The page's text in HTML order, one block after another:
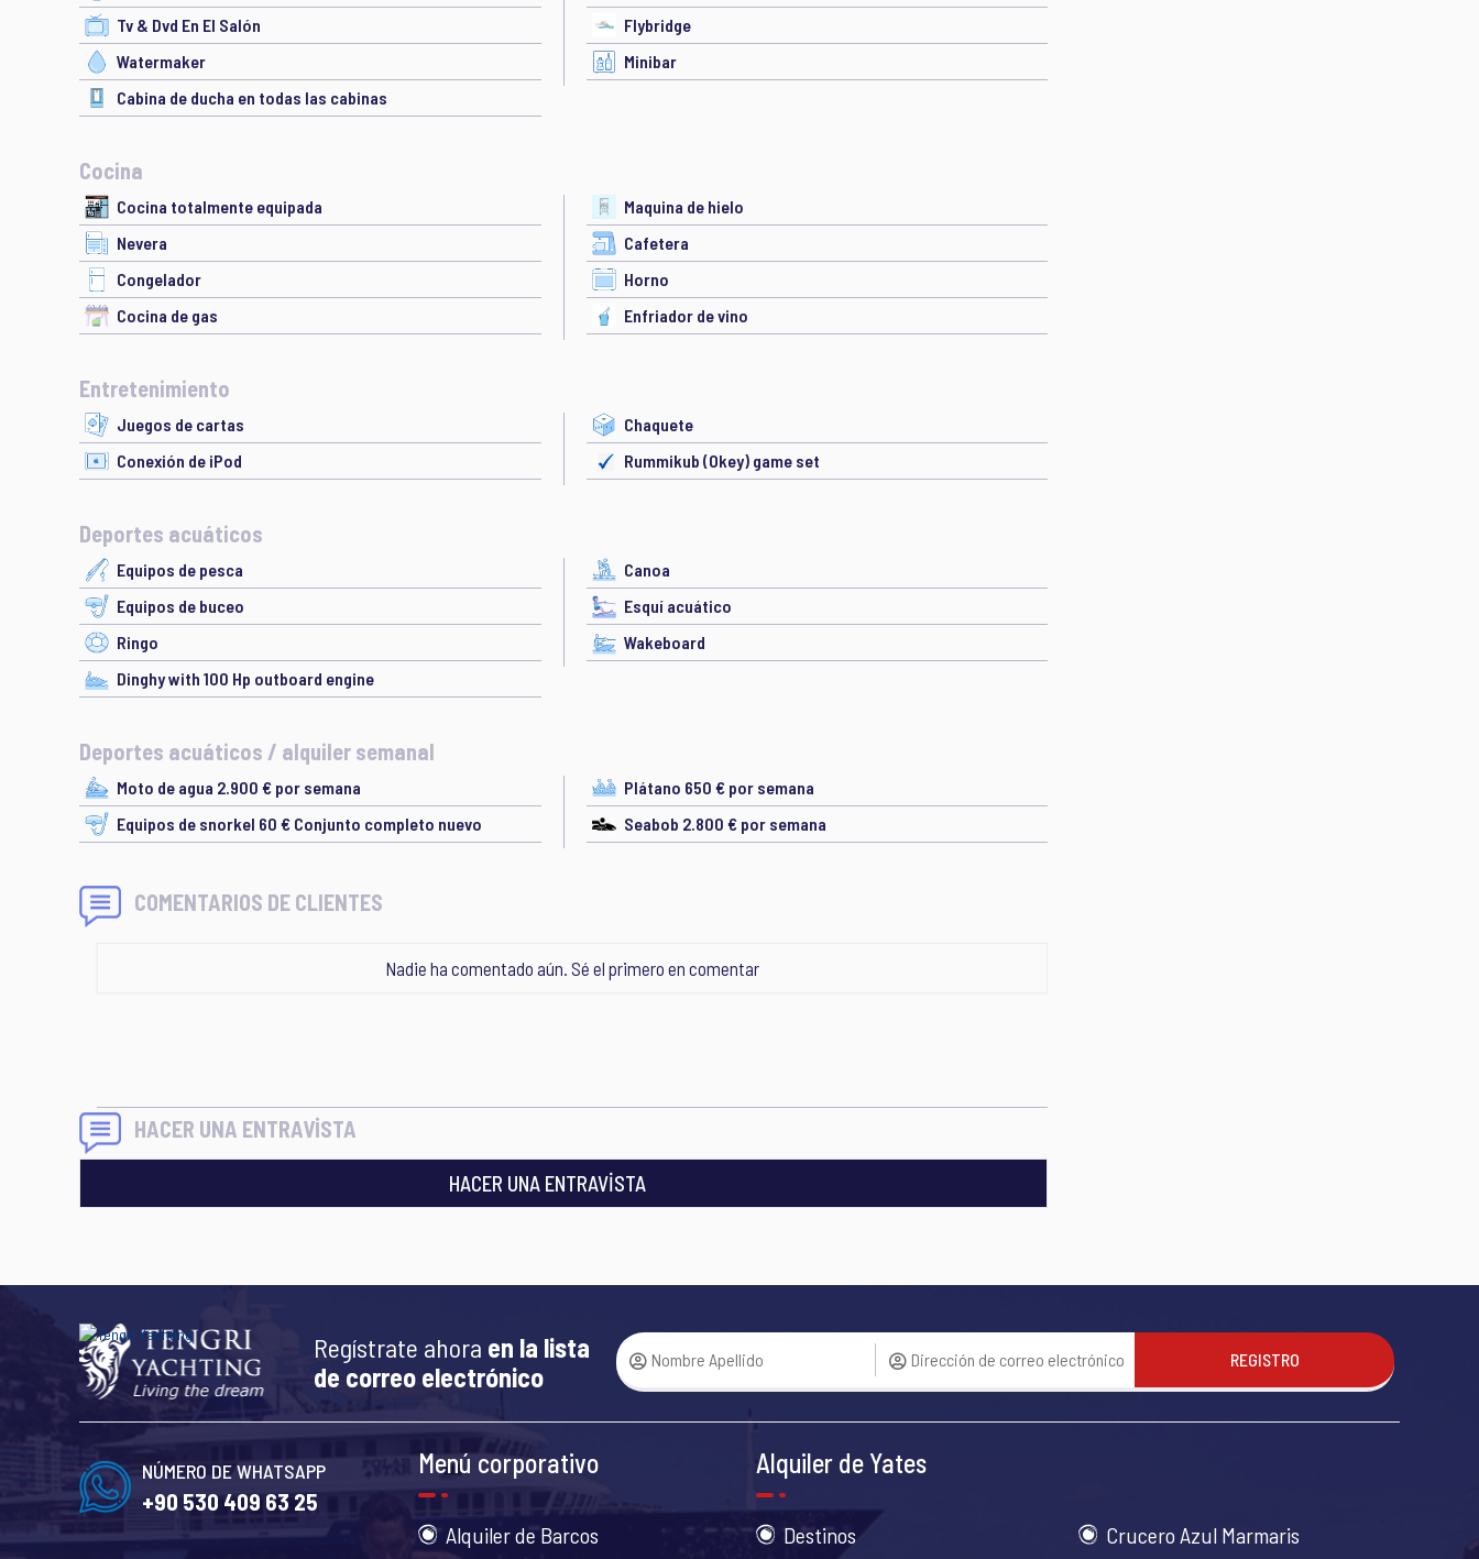
Tv & Dvd En El Salón
Flybridge
Watermaker
Minibar
Cabina de ducha en todas las cabinas
Cocina
Cocina totalmente equipada
Maquina de hielo
Nevera
Cafetera
Congelador
Horno
Cocina de gas
Enfriador de vino
Entretenimiento
Juegos de cartas
Chaquete
Conexión de iPod
Rummikub (Okey) game set
Deportes acuáticos
Equipos de pesca
Canoa
Equipos de buceo
Esquí acuático
Ringo
Wakeboard
Dinghy with 100 Hp outboard engine
Deportes acuáticos / alquiler semanal
Moto de agua 2.900 € por semana
Plátano 650 € por semana
Equipos de snorkel 60 € Conjunto completo nuevo
Seabob 2.800 € por semana
COMENTARIOS DE CLIENTES
Nadie ha comentado aún. Sé el primero en comentar
HACER UNA ENTRAVİSTA
HACER UNA ENTRAVİSTA
Regístrate ahora en la lista
de correo electrónico
REGISTRO
NÚMERO DE WHATSAPP
+90 530 409 63 25
Menú corporativo
Alquiler de Barcos
Alquiler de Yates
Destinos Crucero Azul Marmaris